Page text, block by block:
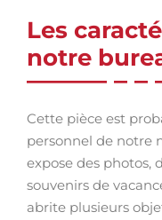
Les
notre
Cette pièce est
personnel de notre
expose des photos,
souvenirs de
abrite plusieurs